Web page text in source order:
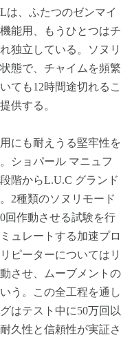
は、ふたつのゼンマイ
能用、もうひとつはチ
独立している。ソヌリ
態で、チャイムを頻繁
ても12時間途切れるこ
供する。
にも耐えうる堅牢性を
ショパール マニュフ
階からL.U.C グランド
2種類のソヌリモード
回作動させる試験を行
ュレートする加速プロ
ピーターについてはリ
させ、ムーブメントの
う。この全工程を通し
はテスト中に50万回以
久性と信頼性が実証さ